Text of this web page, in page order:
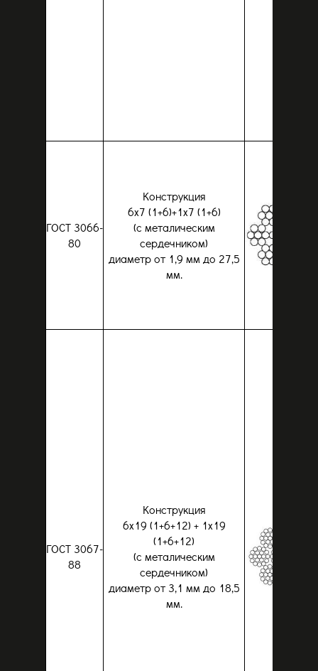
ГОСТ 3066-
80
Конструкция
6x7 (1+6)+1x7 (1+6)
(с металическим
сердечником)
диаметр от 1,9 мм до 27,5
мм.
ГОСТ 3067-
88
Конструкция
6x19 (1+6+12) + 1x19
(1+6+12)
(с металическим
сердечником)
диаметр от 3,1 мм до 18,5
мм.